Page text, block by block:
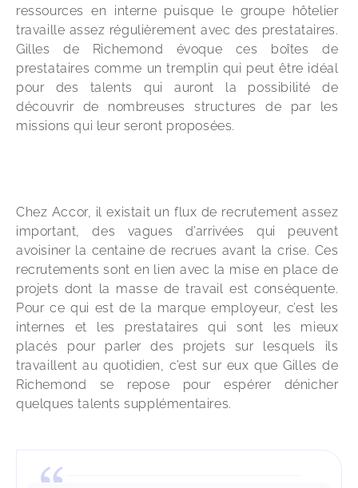
ressources en interne puisque le groupe hôtelier
travaille assez régulièrement avec des prestataires.
Gilles de Richemond évoque ces boîtes de
prestataires comme un tremplin qui peut être idéal
pour des talents qui auront la possibilité de
découvrir de nombreuses structures de par les
missions qui leur seront proposées.
Chez Accor, il existait un flux de recrutement assez
important, des vagues d’arrivées qui peuvent
avoisiner la centaine de recrues avant la crise. Ces
recrutements sont en lien avec la mise en place de
projets dont la masse de travail est conséquente.
Pour ce qui est de la marque employeur, c’est les
internes et les prestataires qui sont les mieux
placés pour parler des projets sur lesquels ils
travaillent au quotidien, c’est sur eux que Gilles de
Richemond se repose pour espérer dénicher
quelques talents supplémentaires.